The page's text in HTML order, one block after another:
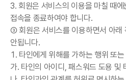
3. 회원은 서비스의 이용을 마칠 때
접속을 종료하여야 합니다.
③ 회원은 서비스를 이용하면서 아래
안됩니다.
1. 타인에게 위해를 가하는 행위 또
가. 타인의 아이디, 패스워드 도용 및